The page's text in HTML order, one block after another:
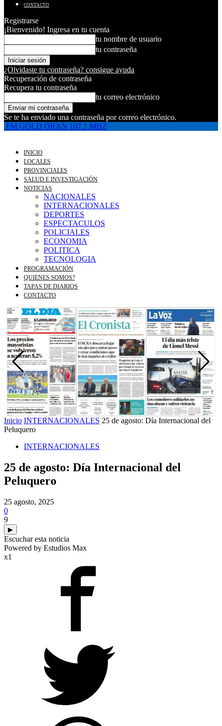
CONTACTO
Registrarse
¡Bienvenido! Ingresa en tu cuenta
tu nombre de usuario
tu contraseña
¿Olvidaste tu contraseña? consigue ayuda
Recuperación de contraseña
Recupera tu contraseña
tu correo electrónico
Se te ha enviado una contraseña por correo electrónico.
FM GOLD ORAN 107.1 MHZ
INICIO
LOCALES
PROVINCIALES
SALUD E INVESTIGACIÓN
NOTICIAS
NACIONALES
INTERNACIONALES
DEPORTES
ESPECTACULOS
POLICIALES
ECONOMIA
POLITICA
TECNOLOGIA
PROGRAMACIÓN
QUIENES SOMOS?
TAPAS DE DIARIOS
CONTACTO
Inicio INTERNACIONALES 25 de agosto: Día Internacional del
Peluquero
INTERNACIONALES
25 de agosto: Día Internacional del
Peluquero
25 agosto, 2025
0
9
▶
Escuchar esta noticia
Powered by Estudios Max
x1